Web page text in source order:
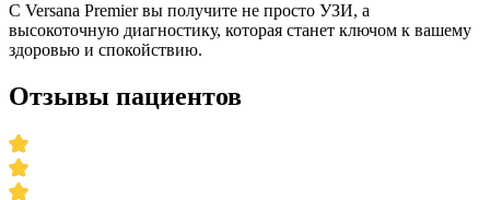
С Versana Premier вы получите не просто УЗИ, а
высокоточную диагностику, которая станет ключом к вашему
здоровью и спокойствию.
Отзывы пациентов